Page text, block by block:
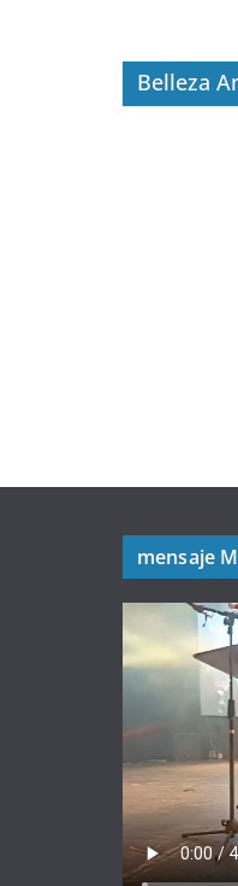
Belleza
mensaje